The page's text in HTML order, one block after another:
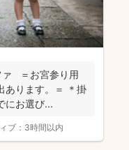
ァ ＝お宮参り用
ります。＝ ＊掛
にお選び...
ブ： 3時間以内